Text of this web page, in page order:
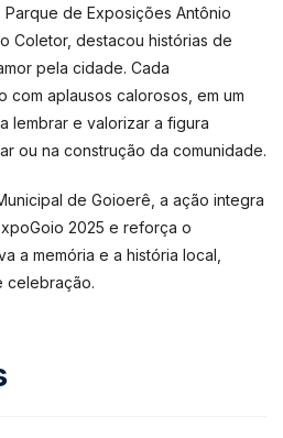
de Exposições Antônio
Coletor, destacou histórias de
pela cidade. Cada
aplausos calorosos, em um
lembrar e valorizar a figura
ou na construção da comunidade.
de Goioerê, a ação integra
2025 e reforça o
a memória e a história local,
celebração.